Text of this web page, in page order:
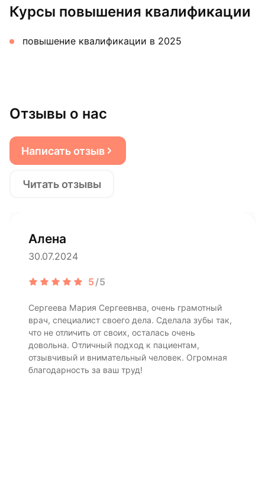
Курсы повышения квалификации
повышение квалификации в 2025
Отзывы о нас
Написать отзыв
Читать отзывы
Алена
30.07.2024
5/5
Сергеева Мария Сергеевнва, очень грамотный
врач, специалист своего дела. Сделала зубы так,
что не отличить от своих, осталась очень
довольна. Отличный подход к пациентам,
отзывчивый и внимательный человек. Огромная
благодарность за ваш труд!